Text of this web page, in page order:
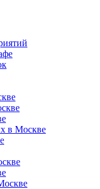
в Москве